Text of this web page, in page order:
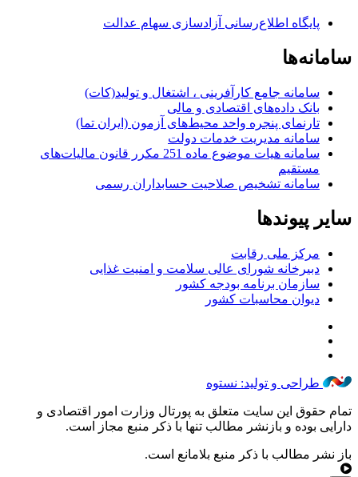
پایگاه اطلاع‌رسانی آزادسازی سهام عدالت
سامانه‌ها
سامانه جامع کارآفرینی ، اشتغال و تولید(کات)
بانک داده‌های اقتصادی و مالی
تارنمای پنجره واحد محیط‌های آزمون (ایران تما)
سامانه مدیریت خدمات دولت
سامانه هیات موضوع ماده 251 مکرر قانون مالیات‌های
مستقیم
سامانه تشخیص صلاحیت حسابداران رسمی
سایر پیوندها
مرکز ملی رقابت
دبیرخانه شورای عالی سلامت و امنیت غذایی
سازمان برنامه بودجه کشور
دیوان محاسبات کشور
طراحی و تولید: نستوه
تمام حقوق این سایت متعلق به پورتال وزارت امور اقتصادی و
دارایی بوده و بازنشر مطالب تنها با ذکر منبع مجاز است.
باز نشر مطالب با ذکر منبع بلامانع است.